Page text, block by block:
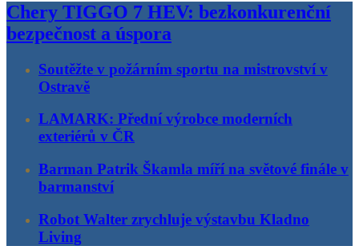
Chery TIGGO 7 HEV: bezkonkurenční
bezpečnost a úspora
Soutěžte v požárním sportu na mistrovství v
Ostravě
LAMARK: Přední výrobce moderních
exteriérů v ČR
Barman Patrik Škamla míří na světové finále v
barmanství
Robot Walter zrychluje výstavbu Kladno
Living